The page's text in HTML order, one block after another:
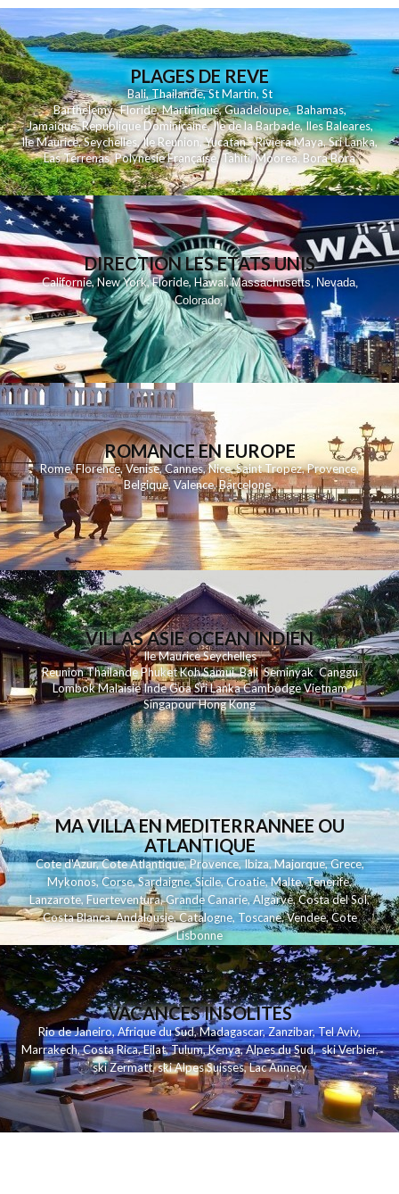
PLAGES DE REVE
Bali,Thailande,St Martin,St
Barthelemy,Floride,Martinique,Guadeloupe,Bahamas,
Jamaique,Republique Dominicaine,Ile de la Barbade,Iles Baleares,
Ile Maurice,Seychelles,Ile Reunion,Yucatan - Riviera Maya,Sri Lanka,
Las Terrenas,Polynesie Française,Tahiti,Moorea, Bora Bora
DIRECTION LES ETATS UNIS
Californie,New York,Floride,Hawai,Massachusetts, Nevada,
Colorado,
ROMANCE EN EUROPE
Rome,Florence,Venise,Cannes,Nice,Saint Tropez,Provence,
Belgique,Valence,Barcelone,
VILLAS ASIE OCEAN INDIEN
Ile MauriceSeychelles
ReunionThailandePhuketKohSamui Bali SeminyakCanggu
LombokMalaisieIndeGoaSri LankaCambodgeVietnam
SingapourHong Kong
MA VILLA EN MEDITERRANNEE OU
ATLANTIQUE
Cote d'Azur,Cote Atlantique,Provence,Ibiza,Majorque,Grece,
Mykonos,Corse,Sardaigne,Sicile,Croatie,Malte,Tenerife,
Lanzarote,Fuerteventura,Grande Canarie,Algarve,Costa del Sol,
Costa Blanca,Andalousie,Catalogne,Toscane,Vendee,Cote
Lisbonne
VACANCES INSOLITES
Rio de Janeiro,Afrique du Sud,Madagascar,Zanzibar,Tel Aviv,
Marrakech,Costa Rica,Eilat,Tulum,Kenya,Alpes du Sud,ski Verbier,
ski Zermatt,ski Alpes Suisses,Lac Annecy